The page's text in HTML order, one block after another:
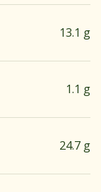
13.1 g
1.1 g
24.7 g